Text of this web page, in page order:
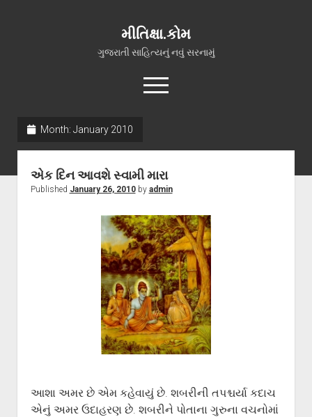
મીતિક્ષા.કોમ
ગુજરાતી સાહિત્યનું નવું સરનામું
open
menu
મારા વિશે
ગુજરાતી ગઝલો
ગીત, પ્રાર્થના અને ભજન
અન્ય રચનાઓ
વધુ માહિતી
open
dropdown
menu
ગુજરાતી સાહિત્ય-જગત
આપના પ્રતિભાવો
Privacy Policy
Month: January 2010
એક દિન આવશે સ્વામી મારા
Published January 26, 2010by admin
આશા અમર છે એમ કહેવાયું છે. શબરીની તપશ્ચર્યા કદાચ
એનું અમર ઉદાહરણ છે. શબરીને પોતાના ગુરુના વચનોમાં